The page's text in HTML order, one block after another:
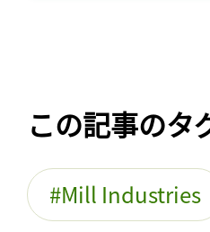
この記事のタ
Mill Industries